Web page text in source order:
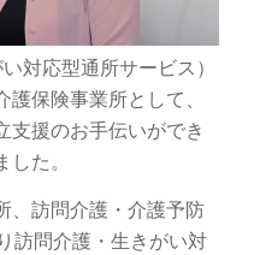
対応型通所サービス）
護保険事業所として、
支援のお手伝いができ
た。
、訪問介護・介護予防
訪問介護・生きがい対